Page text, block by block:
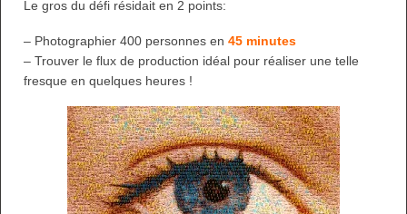
Le gros du défi résidait en 2 points:
– Photographier 400 personnes en 45 minutes
– Trouver le flux de production idéal pour réaliser une telle
fresque en quelques heures !